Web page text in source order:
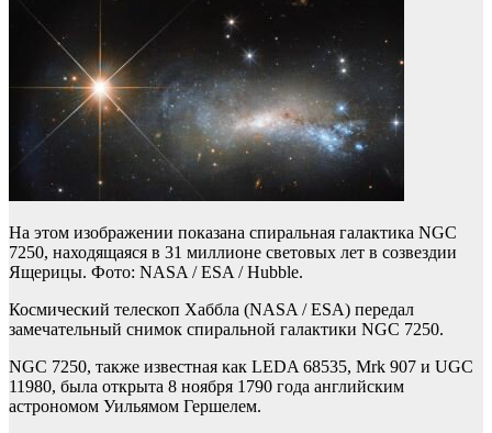
На этом изображении показана спиральная галактика NGC
7250, находящаяся в 31 миллионе световых лет в созвездии
Ящерицы. Фото: NASA / ESA / Hubble.
Космический телескоп Хаббла (NASA / ESA) передал
замечательный снимок спиральной галактики NGC 7250.
NGC 7250, также известная как LEDA 68535, Mrk 907 и UGC
11980, была открыта 8 ноября 1790 года английским
астрономом Уильямом Гершелем.